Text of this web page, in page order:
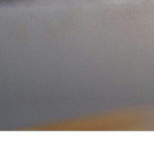
Skip